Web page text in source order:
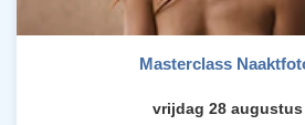
Masterclass
vrijdag 28 augustus